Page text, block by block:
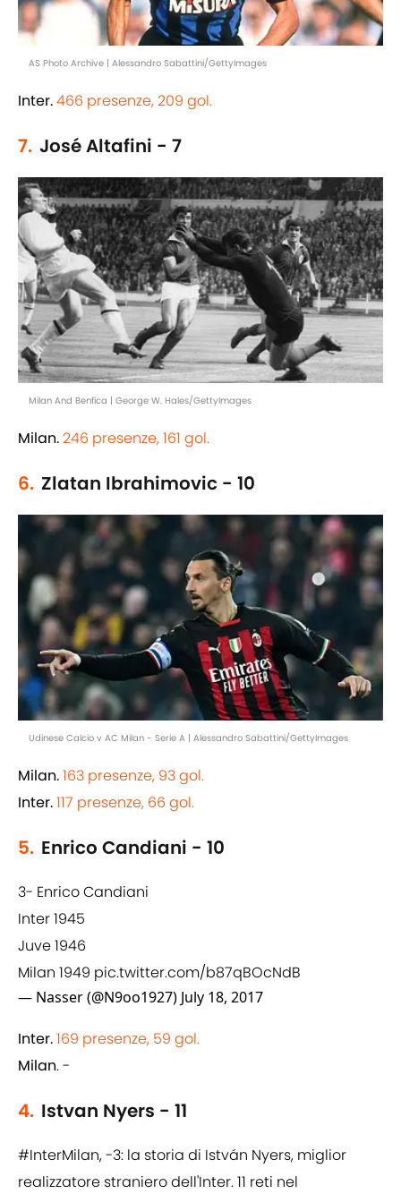
AS Photo Archive | Alessandro Sabattini/GettyImages
Inter.466 presenze, 209 gol.
7. José Altafini - 7
Milan And Benfica | George W. Hales/GettyImages
Milan.246 presenze, 161 gol.
6. Zlatan Ibrahimovic - 10
Udinese Calcio v AC Milan - Serie A | Alessandro Sabattini/GettyImages
Milan.163 presenze, 93 gol.
Inter.117 presenze, 66 gol.
5. Enrico Candiani - 10
3- Enrico Candiani
Inter 1945
Juve 1946
Milan 1949 pic.twitter.com/b87qBOcNdB
— Nasser (@N9oo1927) July 18, 2017
Inter.169 presenze, 59 gol.
Milan. -
4. Istvan Nyers - 11
#InterMilan, -3: la storia di István Nyers, miglior
realizzatore straniero dell'Inter. 11 reti nel